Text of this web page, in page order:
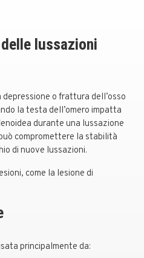
lussazioni
o frattura dell’osso
la testa dell’omero impatta
durante una lussazione
compromettere la stabilità
di nuove lussazioni.
come la lesione di
principalmente da: